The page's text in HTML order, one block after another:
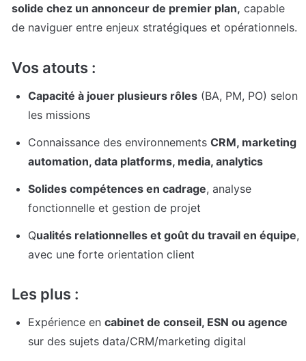
solide chez un annonceur de premier plan, capable
de naviguer entre enjeux stratégiques et opérationnels.
Vos atouts :
Capacité à jouer plusieurs rôles (BA, PM, PO) selon
les missions
Connaissance des environnements CRM, marketing
automation, data platforms, media, analytics
Solides compétences en cadrage, analyse
fonctionnelle et gestion de projet
Qualités relationnelles et goût du travail en équipe,
avec une forte orientation client
Les plus :
Expérience en cabinet de conseil, ESN ou agence
sur des sujets data/CRM/marketing digital